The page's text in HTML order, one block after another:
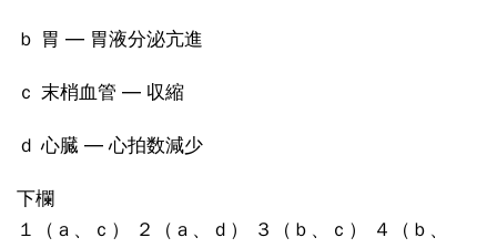
ｂ 胃 ― 胃液分泌亢進
ｃ 末梢血管 ― 収縮
ｄ 心臓 ― 心拍数減少
下欄
１（ａ、ｃ） ２（ａ、ｄ） ３（ｂ、ｃ） ４（ｂ、